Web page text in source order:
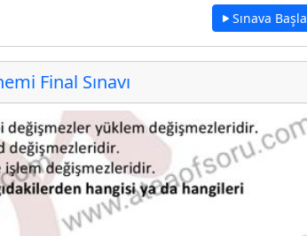
Sınava Başla
Final Sınavı